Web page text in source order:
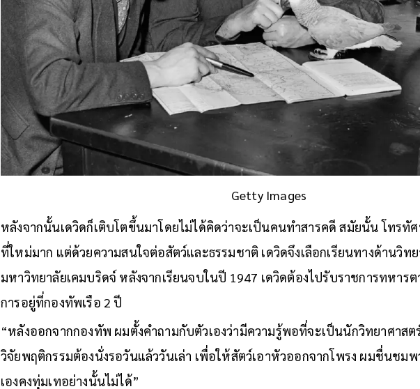
Getty Images
หลังจากนั้นเดวิดก็เติบโตขึ้นมาโดยไม่ได้คิดว่าจะเป็นคนทำสารคดี สมัยนั้น โทรทัศ
ที่ใหม่มาก แต่ด้วยความสนใจต่อสัตว์และธรรมชาติ เดวิดจึงเลือกเรียนทางด้านวิท
มหาวิทยาลัยเคมบริดจ์ หลังจากเรียนจบในปี 1947 เดวิดต้องไปรับราชการทหารต
การอยู่ที่กองทัพเรือ 2 ปี
“หลังออกจากกองทัพ ผมตั้งคำถามกับตัวเองว่ามีความรู้พอที่จะเป็นนักวิทยาศาส
วิจัยพฤติกรรมต้องนั่งรอวันแล้ววันเล่า เพื่อให้สัตว์เอาหัวออกจากโพรง ผมชื่นชมพว